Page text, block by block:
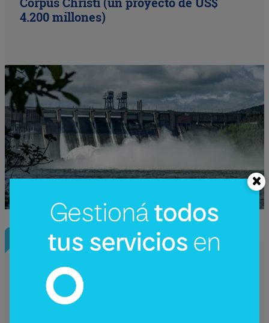
4.200 millones)
InfoNegocios Miami
Nude Dining: Miami redefine el lujo
gastronómico con la cena (nudista) más
disruptiva del año